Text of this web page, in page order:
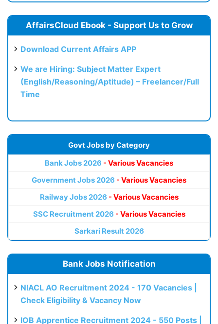
AffairsCloud Ebook - Support Us to Grow
Download Current Affairs APP
We are Hiring: Subject Matter Expert
(English/Reasoning/Aptitude) – Freelancer/Full
Time
Govt Jobs by Category
Bank Jobs 2026 - Various Vacancies
Government Jobs 2026 - Various Vacancies
Railway Jobs 2026 - Various Vacancies
SSC Recruitment 2026 - Various Vacancies
Sarkari Result 2026
Bank Jobs Notification
NIACL AO Recruitment 2024 - 170 Vacancies |
Check Eligibility & Vacancy Now
IOB Apprentice Recruitment 2024 - 550 Posts |